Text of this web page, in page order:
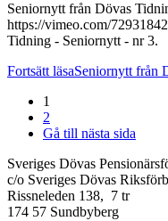
Seniornytt från Dövas
https://vimeo.com/
Tidning - Seniornytt - nr 3.
Fortsätt läsaSeniornytt från
1
2
Gå till nästa sida
Sveriges Dövas
c/o Sveriges Dövas
Rissneleden 138, 7 tr
174 57 Sundbyberg